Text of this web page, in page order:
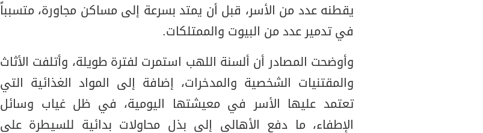
يقطنه عدد من الأسر، قبل أن يمتد بسرعة إلى مساكن مجاورة، متسبباً
في تدمير عدد من البيوت والممتلكات.
وأوضحت المصادر أن ألسنة اللهب استمرت لفترة طويلة، وأتلفت الأثاث
والمقتنيات الشخصية والمدخرات، إضافة إلى المواد الغذائية التي
تعتمد عليها الأسر في معيشتها اليومية، في ظل غياب وسائل
الإطفاء، ما دفع الأهالي إلى بذل محاولات بدائية للسيطرة على